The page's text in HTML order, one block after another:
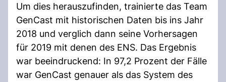
Um dies herauszufinden, trainierte das Team
GenCast mit historischen Daten bis ins Jahr
2018 und verglich dann seine Vorhersagen
für 2019 mit denen des ENS. Das Ergebnis
war beeindruckend: In 97,2 Prozent der Fälle
war GenCast genauer als das System des